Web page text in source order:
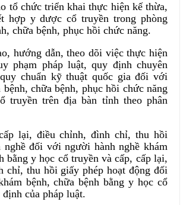
tổ chức triển khai thực hiện kế thừa,
hợp y dược cổ truyền trong phòng
chữa bệnh, phục hồi chức năng.
hướng dẫn, theo dõi việc thực hiện
phạm pháp luật, quy định chuyên
chuẩn kỹ thuật quốc gia đối với
chữa bệnh, phục hồi chức năng
truyền trên địa bàn tỉnh theo phân
lại, điều chỉnh, đình chỉ, thu hồi
nghề đối với người hành nghề khám
bằng y học cổ truyền và cấp, cấp lại,
chỉ, thu hồi giấy phép hoạt động đối
bệnh, chữa bệnh bằng y học cổ
của pháp luật.